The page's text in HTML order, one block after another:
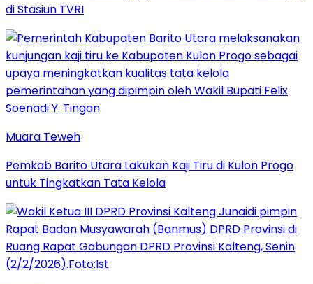
di Stasiun TVRI
Muara Teweh
Pemkab Barito Utara Lakukan Kaji Tiru di Kulon Progo
untuk Tingkatkan Tata Kelola